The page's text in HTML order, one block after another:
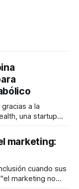
a la
una startup
y monitoreo
a tomar mejores
propuesta busca
marketing:
cuando sus
marketing no